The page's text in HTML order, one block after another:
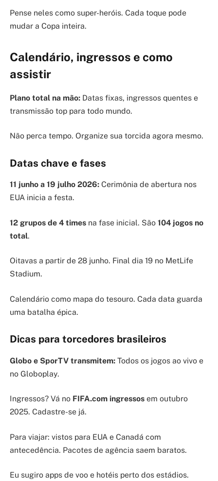
Pense neles como super-heróis. Cada toque pode
mudar a Copa inteira.
Calendário, ingressos e como
assistir
Plano total na mão: Datas fixas, ingressos quentes e
transmissão top para todo mundo.
Não perca tempo. Organize sua torcida agora mesmo.
Datas chave e fases
11 junho a 19 julho 2026: Cerimônia de abertura nos
EUA inicia a festa.
12 grupos de 4 times na fase inicial. São 104 jogos no
total.
Oitavas a partir de 28 junho. Final dia 19 no MetLife
Stadium.
Calendário como mapa do tesouro. Cada data guarda
uma batalha épica.
Dicas para torcedores brasileiros
Globo e SporTV transmitem: Todos os jogos ao vivo e
no Globoplay.
Ingressos? Vá no FIFA.com ingressos em outubro
2025. Cadastre-se já.
Para viajar: vistos para EUA e Canadá com
antecedência. Pacotes de agência saem baratos.
Eu sugiro apps de voo e hotéis perto dos estádios.